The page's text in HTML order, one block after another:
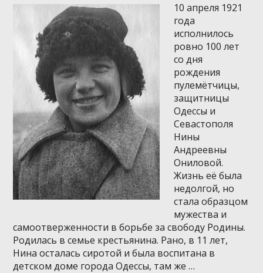
10 апреля 1921
года
исполнилось
ровно 100 лет
со дня
рождения
пулемётчицы,
защитницы
Одессы и
Севастополя
Нины
Андреевны
Ониловой.
Жизнь её была
недолгой, но
стала образцом
мужества и
самоотверженности в борьбе за свободу Родины.
Родилась в семье крестьянина. Рано, в 11 лет,
Нина осталась сиротой и была воспитана в
детском доме города Одессы, там же …